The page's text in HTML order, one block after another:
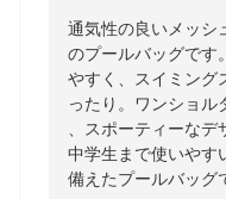
通気性の良いメッシ
のプールバッグです
やすく、スイミング
ったり。ワンショル
、スポーティーな
中学生まで使いやす
備えたプールバッグ